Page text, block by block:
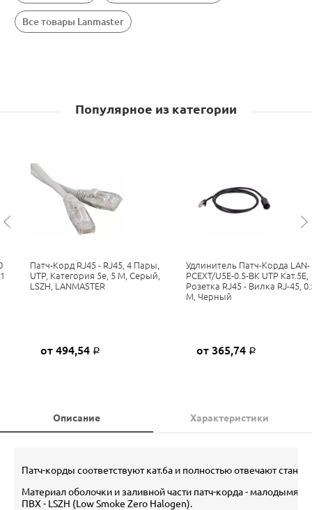
Все товары Lanmaster
Популярное из категории
Патч-Корд RJ45 - RJ45, 4 Пары,
UTP, Категория 5е, 5 М, Серый,
LSZH, LANMASTER
от 494,54 Р
Удлинитель Патч-Корда LAN-
PCEXT/U5E-0.5-BK UTP Кат.5E,
Розетка RJ45 - Вилка RJ-45,
М, Черный
от 365,74 Р
Описание Характеристики
Патч-корды соответствуют кат.6a и полностью отвечают
Материал оболочки и заливной части патч-корда -
ПВХ - LSZH (Low Smoke Zero Halogen).